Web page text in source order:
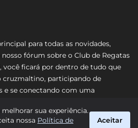
para todas as novidades,
nosso fórum sobre o Club de Regatas
você ficará por dentro de tudo que
cruzmaltino, participando de
e se conectando com uma
de perto o caminho do Vasco
#FutVasco
sua experiência.
nossa Política de
Aceitar